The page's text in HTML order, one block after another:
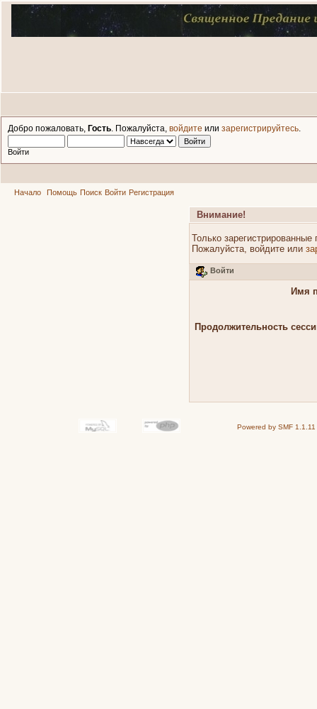
Добро пожаловать, Гость . Пожалуйста, войдите или зарегистрируйтесь
Войти
Начало Помощь Поиск Войти Регистрация
Внимание!
Только
Пожалуйста, войдите или
Войти
Имя
Продолжительность
Powered by SMF 1.1.11